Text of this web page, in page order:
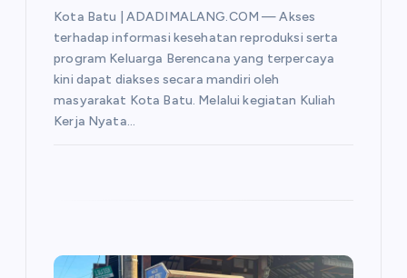
Kota Batu | ADADIMALANG.COM — Akses
terhadap informasi kesehatan reproduksi serta
program Keluarga Berencana yang terpercaya
kini dapat diakses secara mandiri oleh
masyarakat Kota Batu. Melalui kegiatan Kuliah
Kerja Nyata…